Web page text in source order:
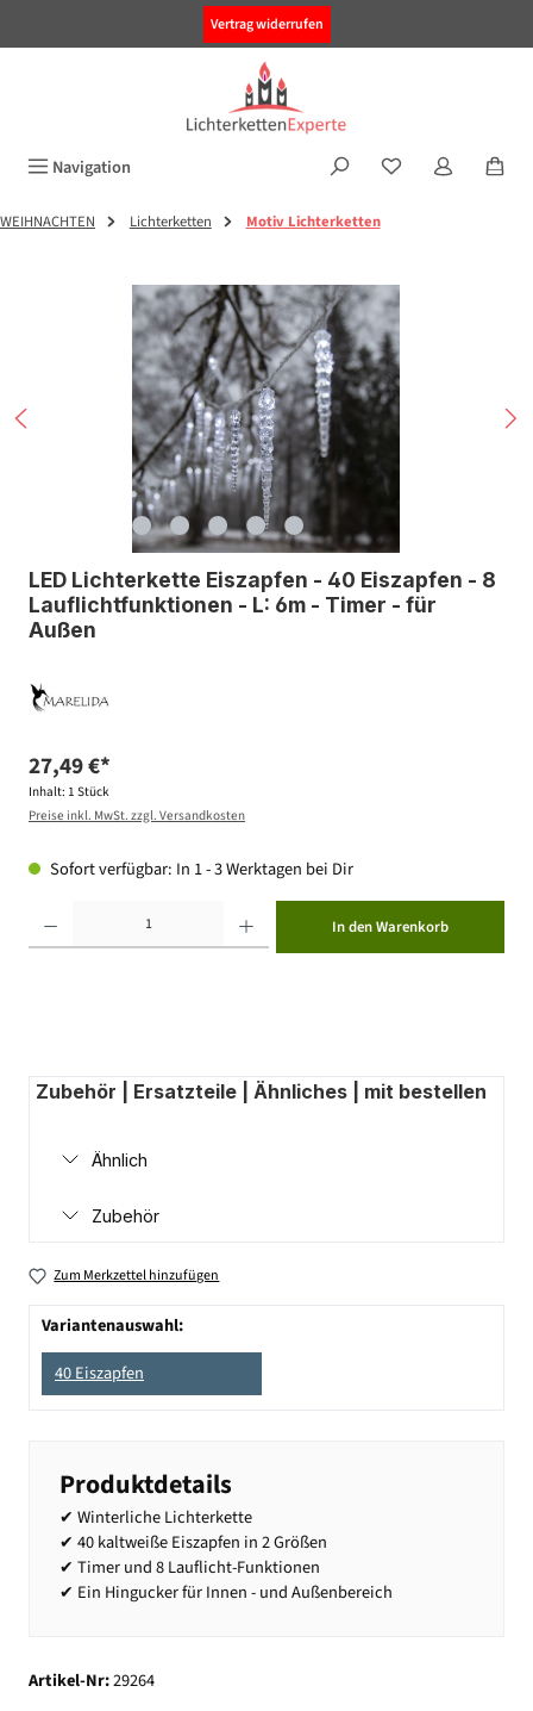
Vertrag widerrufen
Navigation
WEIHNACHTEN Lichterketten Motiv Lichterketten
Bildergalerie überspringen
LED Lichterkette Eiszapfen - 40 Eiszapfen - 8
Lauflichtfunktionen - L: 6m - Timer - für
Außen
27,49 €*
Inhalt: 1 Stück
Preise inkl. MwSt. zzgl. Versandkosten
Sofort verfügbar: In 1 - 3 Werktagen bei Dir
In den Warenkorb
Zubehör | Ersatzteile | Ähnliches | mit bestellen
Ähnlich
Zubehör
Zum Merkzettel hinzufügen
Variantenauswahl:
40 Eiszapfen
Produktdetails
✔ Winterliche Lichterkette
✔ 40 kaltweiße Eiszapfen in 2 Größen
✔ Timer und 8 Lauflicht-Funktionen
✔ Ein Hingucker für Innen - und Außenbereich
Artikel-Nr:29264